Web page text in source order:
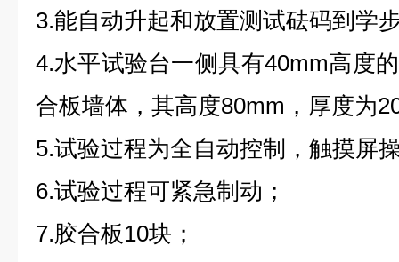
3.能自动升起和放置测试砝码到学
4.水平试验台一侧具有40mm高度
合板墙体，其高度80mm，厚度为
5.试验过程为全自动控制，触摸屏
6.试验过程可紧急制动；
7.胶合板10块；